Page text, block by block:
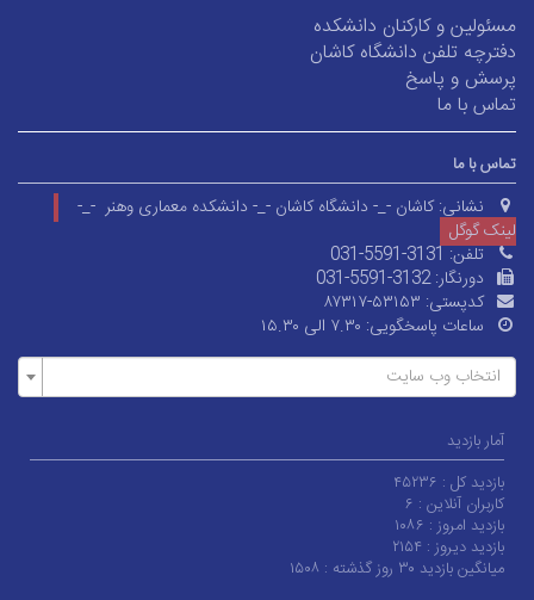
مسئولین و کارکنان دانشکده
دفترچه تلفن دانشگاه کاشان
پرسش و پاسخ
تماس با ما
تماس با ما
نشانی: کاشان -_- دانشگاه کاشان -_- دانشکده معماری وهنر -_-
لینک گوگل
تلفن:031-5591-3131
دورنگار:031-5591-3132
کدپستی: ۸۷۳۱۷-۵۳۱۵۳
ساعات پاسخگویی: ۷.۳۰ الی ۱۵.۳۰
انتخاب وب سایت
آمار بازدید
بازدید کل : ۴۵۲۳۶
کاربران آنلاین : ۶
بازدید امروز : ۱۰۸۶
بازدید دیروز : ۲۱۵۴
میانگین بازدید ۳۰ روز گذشته :
۱۵۰۸